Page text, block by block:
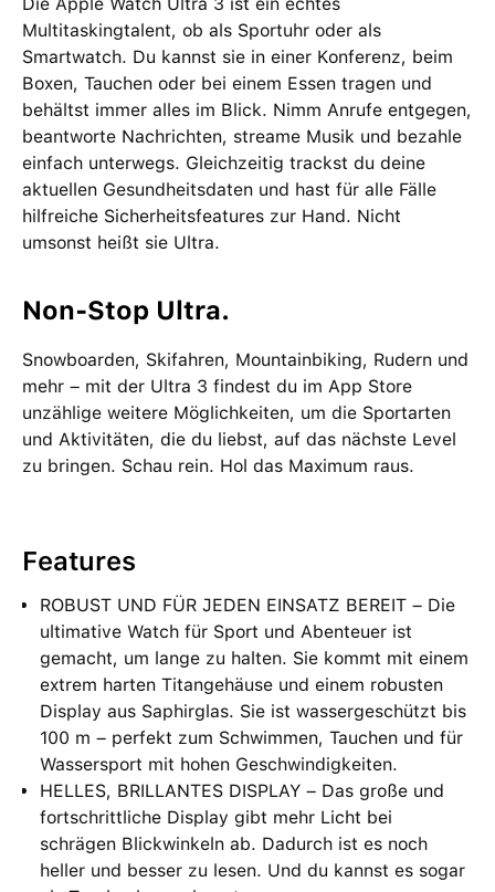
Multitaskingtalent, ob als Sportuhr oder als
Smartwatch. Du kannst sie in einer Konferenz, beim
Boxen, Tauchen oder bei einem Essen tragen und
behältst immer alles im Blick. Nimm Anrufe entgegen,
beantworte Nachrichten, streame Musik und bezahle
einfach unterwegs. Gleichzeitig trackst du deine
aktuellen Gesundheitsdaten und hast für alle Fälle
hilfreiche Sicherheitsfeatures zur Hand. Nicht
umsonst heißt sie Ultra.
Non-Stop Ultra.
Snowboarden, Skifahren, Mountainbiking, Rudern und
mehr – mit der Ultra 3 findest du im App Store
unzählige weitere Möglichkeiten, um die Sportarten
und Aktivitäten, die du liebst, auf das nächste Level
zu bringen. Schau rein. Hol das Maximum raus.
Features
ROBUST UND FÜR JEDEN EINSATZ BEREIT – Die
ultimative Watch für Sport und Abenteuer ist
gemacht, um lange zu halten. Sie kommt mit einem
extrem harten Titangehäuse und einem robusten
Display aus Saphirglas. Sie ist wassergeschützt bis
100 m – perfekt zum Schwimmen, Tauchen und für
Wassersport mit hohen Geschwindigkeiten.
HELLES, BRILLANTES DISPLAY – Das große und
fortschrittliche Display gibt mehr Licht bei
schrägen Blickwinkeln ab. Dadurch ist es noch
heller und besser zu lesen. Und du kannst es sogar